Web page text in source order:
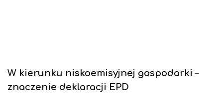
W kierunku niskoemisyjnej gospodarki –
znaczenie deklaracji EPD